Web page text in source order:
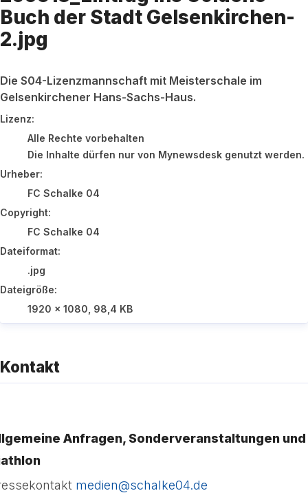
Buch der Stadt Gelsenkirchen-
2.jpg
Die S04-Lizenzmannschaft mit Meisterschale im
Gelsenkirchener Hans-Sachs-Haus.
FC Schalke 04
Lizenz:
Alle Rechte vorbehalten
Die Inhalte dürfen nur von Mynewsdesk genutzt
Urheber:
FC Schalke 04
Copyright:
FC Schalke 04
Dateiformat:
.jpg
Dateigröße:
1920 x 1080, 98,4 KB
Kontakt
Anfragen, Sonderveranstaltungen und
medien@schalke04.de